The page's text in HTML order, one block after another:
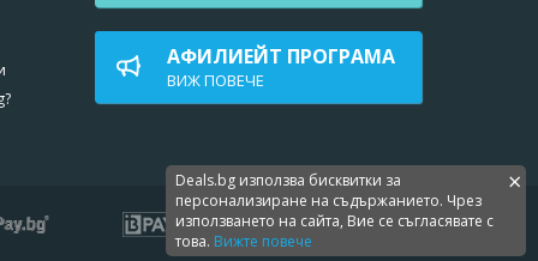
АФИЛИЕЙТ ПРОГРАМА
ВИЖ ПОВEЧЕ
Deals.bg използва бисквитки за
персонализиране на съдържанието. Чрез
използването на сайта, Вие се съгласявате с
това. Вижте повече
×